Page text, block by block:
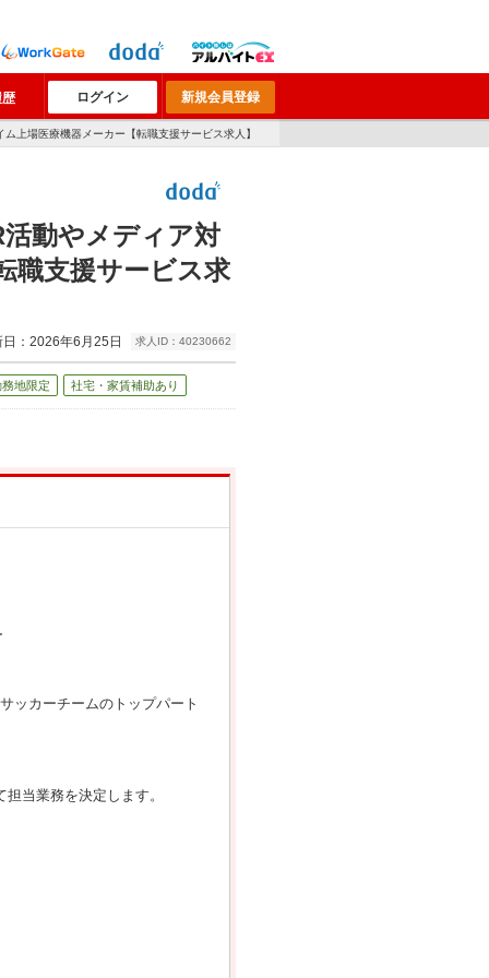
歴 ログイン 新規会員登録
上場医療機器メーカー【転職支援サービス求人】
活動やメディア対
職支援サービス求
：2026年6月25日 求人ID：40230662
地限定 社宅・家賃補助あり
ッカーチームのトップパート
当業務を決定します。